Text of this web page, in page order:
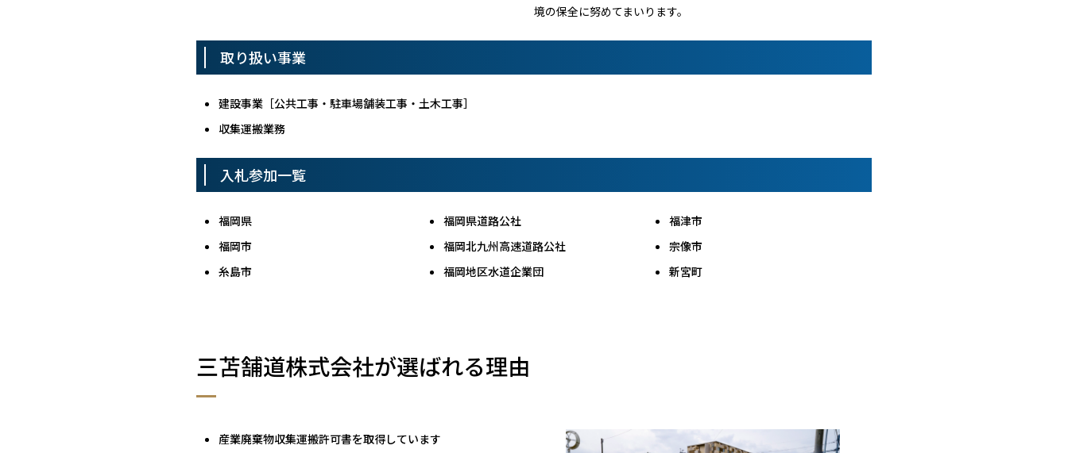
境の保全に努めてまいります。
取り扱い事業
建設事業［公共工事・駐車場舗装工事・土木工事］
収集運搬業務
入札参加一覧
福岡県
福岡市
糸島市
福岡県道路公社
福岡北九州高速道路公社
福岡地区水道企業団
福津市
宗像市
新宮町
三苫舗道株式会社が選ばれる理由
産業廃棄物収集運搬許可書を取得しています